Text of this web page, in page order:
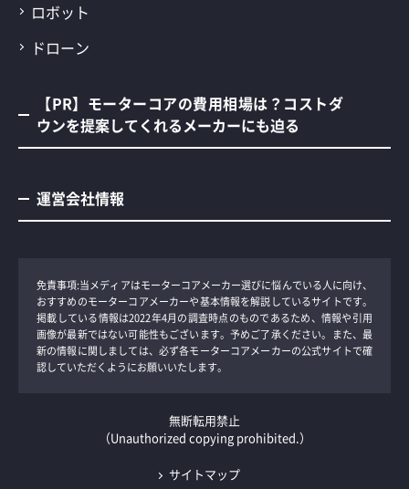
ロボット
ドローン
【PR】モーターコアの費用相場は？コストダ
ウンを提案してくれるメーカーにも迫る
運営会社情報
免責事項:当メディアはモーターコアメーカー選びに悩んでいる人に向け、
おすすめのモーターコアメーカーや基本情報を解説しているサイトです。
掲載している情報は2022年4月の調査時点のものであるため、情報や引用
画像が最新ではない可能性もございます。予めご了承ください。また、最
新の情報に関しましては、必ず各モーターコアメーカーの公式サイトで確
認していただくようにお願いいたします。
無断転用禁止
（Unauthorized copying prohibited.）
サイトマップ